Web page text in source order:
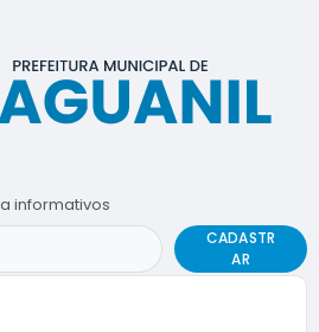
informativos
CADASTR
AR